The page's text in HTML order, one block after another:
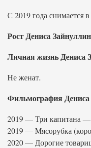
С 2019 года снимается
Рост Дениса
Личная жизнь Дениса
Не женат.
Фильмография Дениса
2019 — Три капитана —
2019 — Мясорубка
2020 — Дорогие